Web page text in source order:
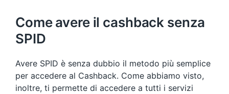
Come avere il cashback senza
SPID
Avere SPID è senza dubbio il metodo più semplice
per accedere al Cashback. Come abbiamo visto,
inoltre, ti permette di accedere a tutti i servizi